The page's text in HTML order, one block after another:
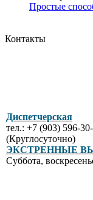
Простые
Контакты
Диспетчерская
тел.: +7 (903) 596-
(Круглосуточно)
ЭКСТРЕННЫЕ
Суббота,